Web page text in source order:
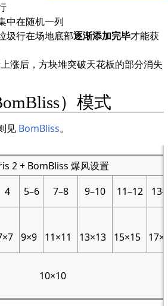
中在随机一列
圾行在场地底部逐渐添加完毕才能获
涨后，方块堆突破天花板的部分消失
）模式
见 BomBliss。
2 + BomBliss 爆风设置
4 5–6 7–8 9–10 11–12
9×9 11×11 13×13 15×15
10×10